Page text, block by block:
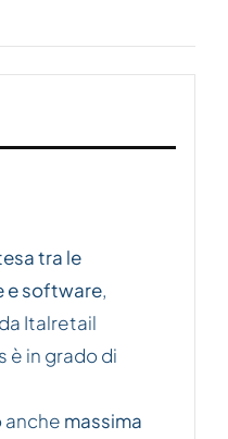
tra le
e software,
Italretail
è in grado di
anche massima